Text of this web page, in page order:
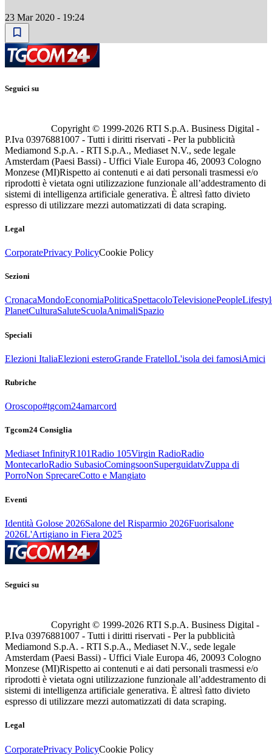
23 Mar 2020 - 19:24
Seguici su
Copyright © 1999-2026 RTI S.p.A. Business Digital -
P.Iva 03976881007 - Tutti i diritti riservati - Per la pubblicità
Mediamond S.p.A. - RTI S.p.A., Mediaset N.V., sede legale
Amsterdam (Paesi Bassi) - Uffici Viale Europa 46, 20093 Cologno
Monzese (MI)Rispetto ai contenuti e ai dati personali trasmessi e/o
riprodotti è vietata ogni utilizzazione funzionale all’addestramento di
sistemi di intelligenza artificiale generativa. È altresì fatto divieto
espresso di utilizzare mezzi automatizzati di data scraping.
Legal
CorporatePrivacy PolicyCookie Policy
Sezioni
CronacaMondoEconomiaPoliticaSpettacoloTelevisionePeople
PlanetCulturaSaluteScuolaAnimaliSpazio
Speciali
Elezioni ItaliaElezioni esteroGrande FratelloL'isola dei famosiAmici
Rubriche
Oroscopo#tgcom24amarcord
Tgcom24 Consiglia
Mediaset InfinityR101Radio 105Virgin RadioRadio
MontecarloRadio SubasioComingsoonSuperguidatvZuppa di
PorroNon SprecareCotto e Mangiato
Eventi
Identità Golose 2026Salone del Risparmio 2026Fuorisalone
2026L'Artigiano in Fiera 2025
Seguici su
Copyright © 1999-2026 RTI S.p.A. Business Digital -
P.Iva 03976881007 - Tutti i diritti riservati - Per la pubblicità
Mediamond S.p.A. - RTI S.p.A., Mediaset N.V., sede legale
Amsterdam (Paesi Bassi) - Uffici Viale Europa 46, 20093 Cologno
Monzese (MI)Rispetto ai contenuti e ai dati personali trasmessi e/o
riprodotti è vietata ogni utilizzazione funzionale all’addestramento di
sistemi di intelligenza artificiale generativa. È altresì fatto divieto
espresso di utilizzare mezzi automatizzati di data scraping.
Legal
CorporatePrivacy PolicyCookie Policy